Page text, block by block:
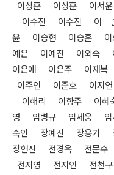
이상훈 이상훈 이서
이수진 이수진 이
윤 이승현 이승훈
예은 이예진 이외숙
이은애 이은주 이재
이주인 이준호 이지
이해리 이향주 이
영 임병규 임세웅
숙인 장예진 장용기
장현진 전경옥 전문
전지영 전지인 전천